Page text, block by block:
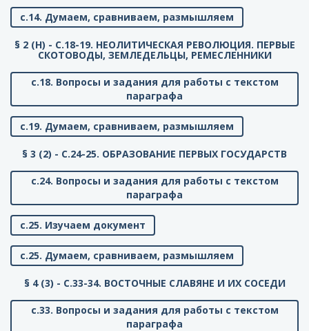
с.14. Думаем, сравниваем, размышляем
§ 2 (Н) - C.18-19. НЕОЛИТИЧЕСКАЯ РЕВОЛЮЦИЯ. ПЕРВЫЕ
СКОТОВОДЫ, ЗЕМЛЕДЕЛЬЦЫ, РЕМЕСЛЕННИКИ
с.18. Вопросы и задания для работы с текстом
параграфа
с.19. Думаем, сравниваем, размышляем
§ 3 (2) - C.24-25. ОБРАЗОВАНИЕ ПЕРВЫХ ГОСУДАРСТВ
с.24. Вопросы и задания для работы с текстом
параграфа
с.25. Изучаем документ
с.25. Думаем, сравниваем, размышляем
§ 4 (3) - C.33-34. ВОСТОЧНЫЕ СЛАВЯНЕ И ИХ СОСЕДИ
с.33. Вопросы и задания для работы с текстом
параграфа